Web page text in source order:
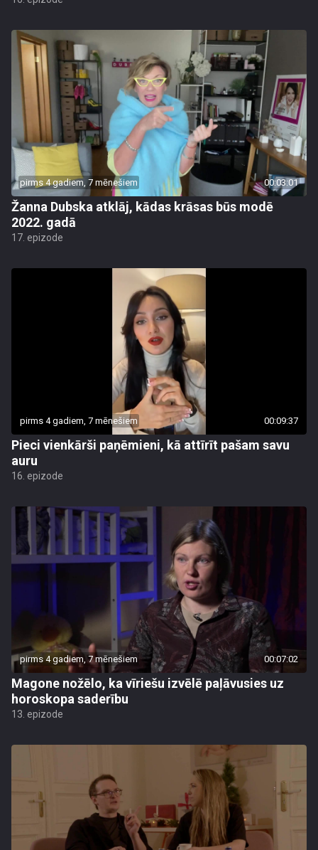
pirms 4 gadiem, 7 mēnešiem 00:03:01
Žanna Dubska atklāj, kādas krāsas būs modē
2022. gadā
17. epizode
pirms 4 gadiem, 7 mēnešiem 00:09:37
Pieci vienkārši paņēmieni, kā attīrīt pašam savu
auru
16. epizode
pirms 4 gadiem, 7 mēnešiem 00:07:02
Magone nožēlo, ka vīriešu izvēlē paļāvusies uz
horoskopa saderību
13. epizode